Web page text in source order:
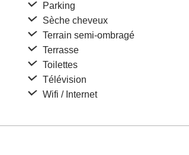
Parking
Sèche cheveux
Terrain semi-ombragé
Terrasse
Toilettes
Télévision
Wifi / Internet